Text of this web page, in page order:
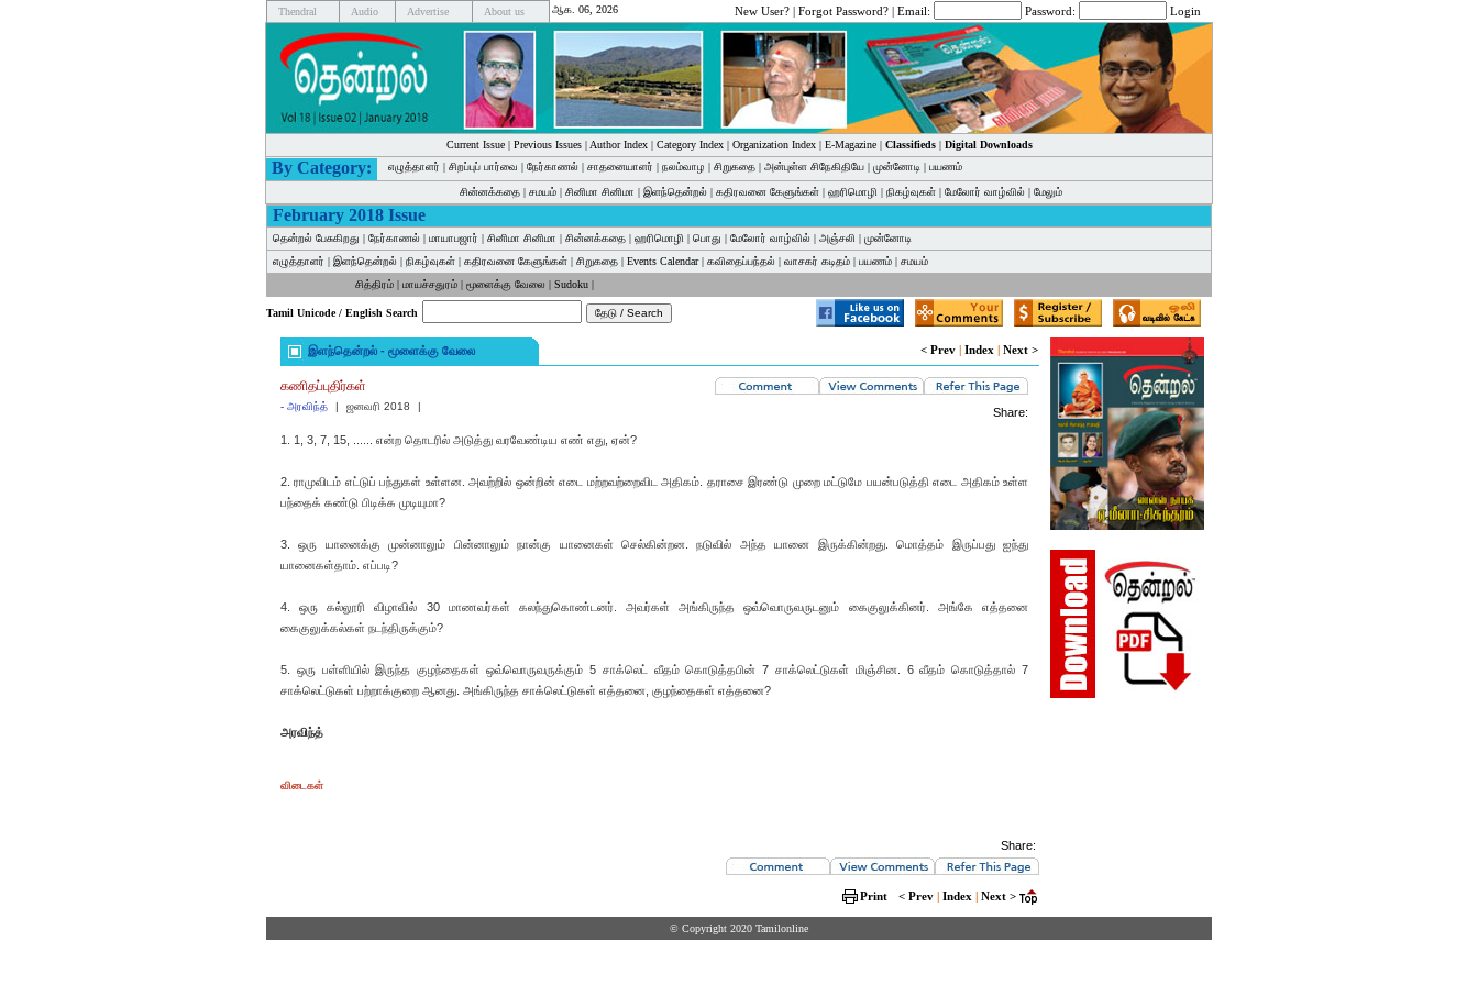
Thendral Audio Advertise About us ஆக. 06, 2026 New User? | Forgot Password? | Email: Password: Login
Current Issue| Previous Issues| Author Index| Category Index| Organization Index| E-Magazine| Classifieds| Digital Downloads
By Category: எழுத்தாளர் | சிறப்புப் பார்வை | நேர்காணல் | சாதனையாளர் | நலம்வாழ | சிறுகதை | அன்புள்ள சிநேகிதியே | முன்னோடி | பயணம்
சின்னக்கதை | சமயம் | சினிமா சினிமா | இளந்தென்றல் | கதிரவனை கேளுங்கள் | ஹரிமொழி | நிகழ்வுகள் | மேலோர் வாழ்வில் | மேலும்
February 2018 Issue
தென்றல் பேசுகிறது | நேர்காணல் | மாயாபஜார் | சினிமா சினிமா | சின்னக்கதை | ஹரிமொழி | பொது | மேலோர் வாழ்வில் | அஞ்சலி | முன்னோடி
எழுத்தாளர் | இளந்தென்றல் | நிகழ்வுகள் | கதிரவனை கேளுங்கள் | சிறுகதை | Events Calendar| கவிதைப்பந்தல் | வாசகர் கடிதம் | பயணம் | சமயம்
சித்திரம் | மாயச்சதுரம் | மூளைக்கு வேலை | Sudoku |
Tamil Unicode / English Search
இளந்தென்றல் - மூளைக்கு வேலை < Prev | Index | Next >
கணிதப்புதிர்கள்
- அரவிந்த் | ஜனவரி 2018 | Share:
1. 1, 3, 7, 15, ...... என்ற தொடரில் அடுத்து வரவேண்டிய எண் எது, ஏன்?
2. ராமுவிடம் எட்டுப் பந்துகள் உள்ளன. அவற்றில் ஒன்றின் எடை மற்றவற்றைவிட அதிகம். தராசை இரண்டு முறை மட்டுமே பயன்படுத்தி எடை அதிகம் உள்ள
பந்தைக் கண்டு பிடிக்க முடியுமா?
3. ஒரு யானைக்கு முன்னாலும் பின்னாலும் நான்கு யானைகள் செல்கின்றன. நடுவில் அந்த யானை இருக்கின்றது. மொத்தம் இருப்பது ஐந்து
யானைகள்தாம். எப்படி?
4. ஒரு கல்லூரி விழாவில் 30 மாணவர்கள் கலந்துகொண்டனர். அவர்கள் அங்கிருந்த ஒவ்வொருவருடனும் கைகுலுக்கினர். அங்கே எத்தனை
கைகுலுக்கல்கள் நடந்திருக்கும்?
5. ஒரு பள்ளியில் இருந்த குழந்தைகள் ஒவ்வொருவருக்கும் 5 சாக்லெட் வீதம் கொடுத்தபின் 7 சாக்லெட்டுகள் மிஞ்சின. 6 வீதம் கொடுத்தால் 7
சாக்லெட்டுகள் பற்றாக்குறை ஆனது. அங்கிருந்த சாக்லெட்டுகள் எத்தனை, குழந்தைகள் எத்தனை?
அரவிந்த்
விடைகள்
Share:
Print < Prev | Index | Next >
© Copyright 2020 Tamilonline